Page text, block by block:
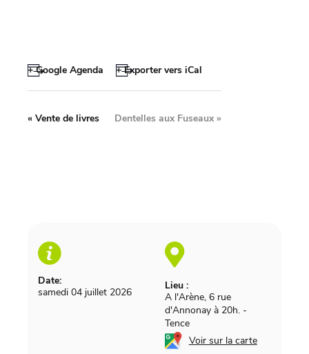
+ Google Agenda + Exporter vers iCal
Date:
samedi 04 juillet 2026
Lieu :
A l'Arène, 6 rue
d'Annonay à 20h. -
Tence
Voir sur la carte
« Vente de livres Dentelles aux Fuseaux»